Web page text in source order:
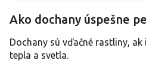
Ako dochany úspešne
Dochany sú vďačné rastliny,
tepla a svetla.